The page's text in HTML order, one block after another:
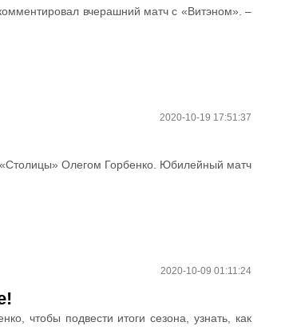
вчерашний матч с «Витэном». –
2020-10-19 17:51:37
Олегом Горбенко. Юбилейный матч
2020-10-09 01:11:24
чтобы подвести итоги сезона, узнать, как